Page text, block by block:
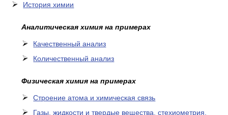
История химии
Аналитическая химия на примерах
Качественный анализ
Количественный анализ
Физическая химия на примерах
Cтроение атома и химическая связь
Газы, жидкости и твердые вещества, стехиометрия,